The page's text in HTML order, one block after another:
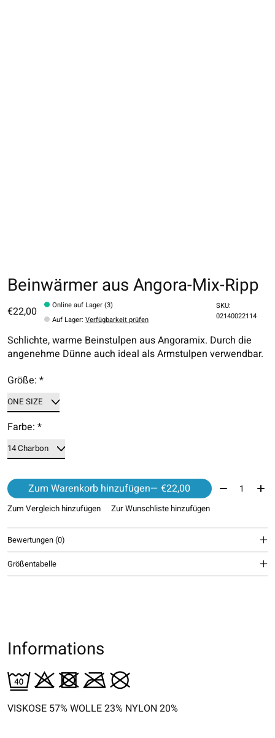
Beinwärmer aus Angora-Mix-Ripp
€22,00
Online auf Lager (3)
Auf Lager:Verfügbarkeit prüfen
SKU:
02140022114
Schlichte, warme Beinstulpen aus Angoramix. Durch die
angenehme Dünne auch ideal als Armstulpen verwendbar.
Größe: *
Farbe: *
Zum Warenkorb hinzufügen — €22,00 Menge:
Zum Vergleich hinzufügen Zur Wunschliste hinzufügen
Bewertungen (0)
Größentabelle
Informations
VISKOSE 57% WOLLE 23% NYLON 20%